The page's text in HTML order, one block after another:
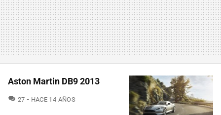
Aston Martin DB9 2013
27 COMENTARIOS
HACE 14 AÑOS